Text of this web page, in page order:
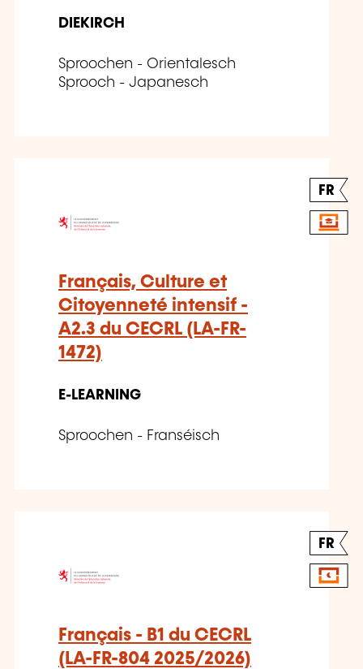
DIEKIRCH
Sproochen - Orientalesch
Sprooch - Japanesch
FR
Français, Culture et
Citoyenneté intensif -
A2.3 du CECRL (LA-FR-
1472)
E-LEARNING
Sproochen - Franséisch
FR
Français - B1 du CECRL
(LA-FR-804 2025/2026)